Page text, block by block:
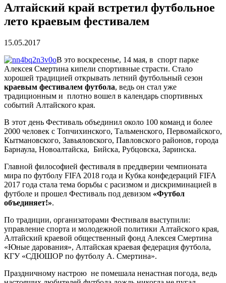
Алтайский край встретил футбольное
лето краевым фестивалем
15.05.2017
В это воскресенье, 14 мая, в спорт парке
Алексея Смертина кипели спортивные страсти. Стало
хорошей традицией открывать летний футбольный сезон
краевым фестивалем футбола, ведь он стал уже
традиционным и плотно вошел в календарь спортивных
событий Алтайского края.
В этот день Фестиваль объединил около 100 команд и более
2000 человек с Топчихинского, Тальменского, Первомайского,
Кытмановского, Завьяловского, Павловского районов, города
Барнаула, Новоалтайска, Бийска, Рубцовска, Заринска.
Главной философией фестиваля в преддверии чемпионата
мира по футболу FIFA 2018 года и Кубка конфедераций FIFA
2017 года стала тема борьбы с расизмом и дискриминацией в
футболе и прошел Фестиваль под девизом «Футбол
объединяет!».
По традиции, организаторами Фестиваля выступили:
управление спорта и молодежной политики Алтайского края,
Алтайский краевой общественный фонд Алексея Смертина
«Юные дарования», Алтайская краевая федерация футбола,
КГУ «СДЮШОР по футболу А. Смертина».
Праздничному настрою не помешала ненастная погода, ведь